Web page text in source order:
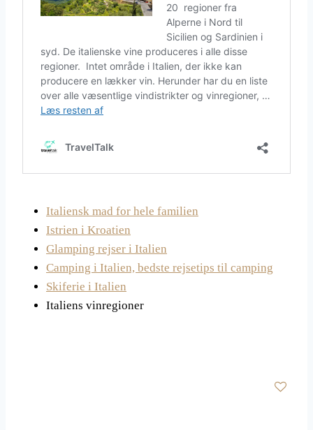
Italiensk mad for hele familien
Istrien i Kroatien
Glamping rejser i Italien
Camping i Italien, bedste rejsetips til camping
Skiferie i Italien
Italiens vinregioner